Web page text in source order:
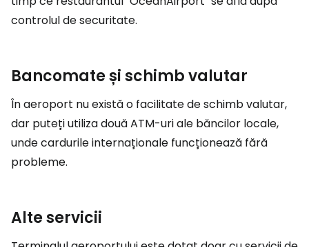
controlul de securitate.
Bancomate și schimb valutar
În aeroport nu există o facilitate de schimb valutar,
dar puteți utiliza două ATM-uri ale băncilor locale,
unde cardurile internaționale funcționează fără
probleme.
Alte servicii